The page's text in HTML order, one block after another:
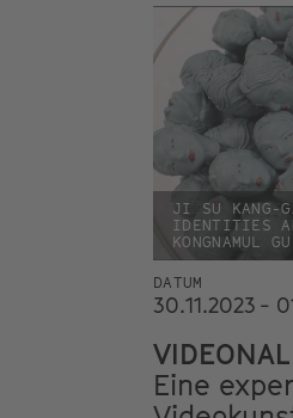
JI SU KANG-
IDENTITIES
KONGNAMUL
DATUM
30.11.2023 -
Eine